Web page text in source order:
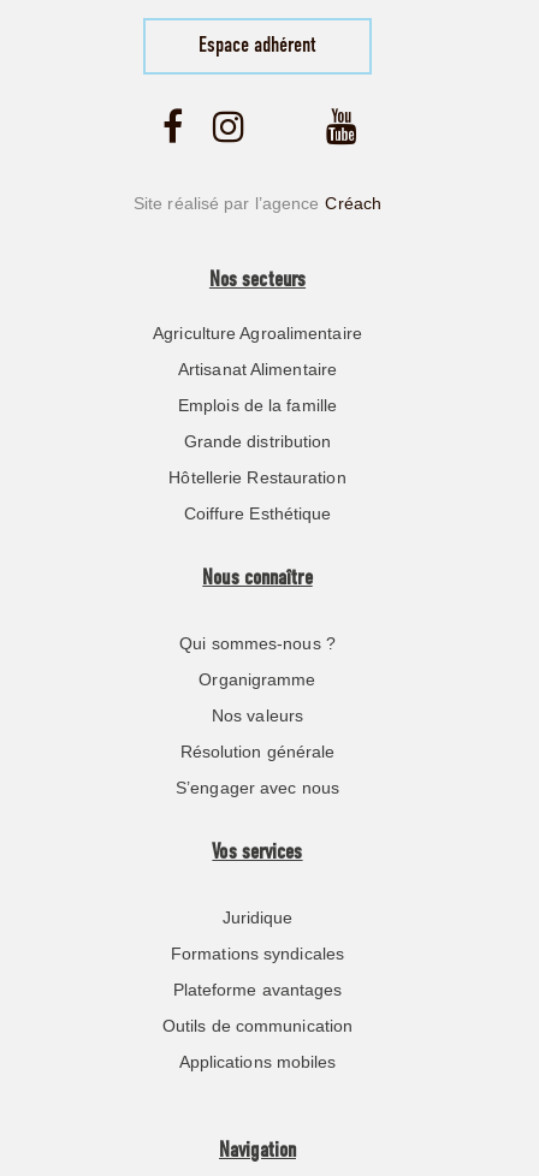
Espace adhérent
Site réalisé par l’agence Créach
Nos secteurs
Agriculture Agroalimentaire
Artisanat Alimentaire
Emplois de la famille
Grande distribution
Hôtellerie Restauration
Coiffure Esthétique
Nous connaître
Qui sommes-nous ?
Organigramme
Nos valeurs
Résolution générale
S’engager avec nous
Vos services
Juridique
Formations syndicales
Plateforme avantages
Outils de communication
Applications mobiles
Navigation